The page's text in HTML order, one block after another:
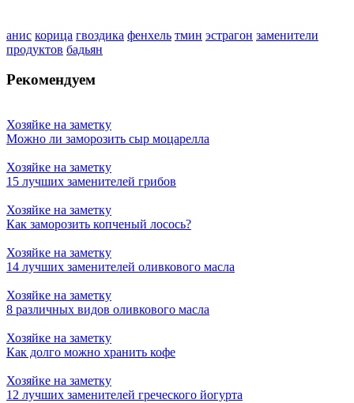
анис корица гвоздика фенхель тмин эстрагон заменители
продуктов бадьян
Рекомендуем
Хозяйке на заметку
Можно ли заморозить сыр моцарелла
Хозяйке на заметку
15 лучших заменителей грибов
Хозяйке на заметку
Как заморозить копченый лосось?
Хозяйке на заметку
14 лучших заменителей оливкового масла
Хозяйке на заметку
8 различных видов оливкового масла
Хозяйке на заметку
Как долго можно хранить кофе
Хозяйке на заметку
12 лучших заменителей греческого йогурта